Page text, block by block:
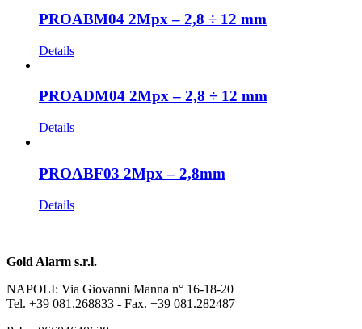
PROABM04 2Mpx – 2,8 ÷ 12 mm
Details
PROADM04 2Mpx – 2,8 ÷ 12 mm
Details
PROABF03 2Mpx – 2,8mm
Details
Gold Alarm s.r.l.
NAPOLI: Via Giovanni Manna n° 16-18-20
Tel. +39 081.268833 - Fax. +39 081.282487